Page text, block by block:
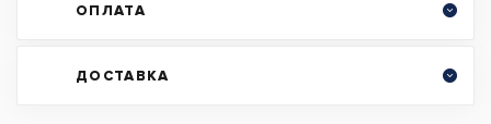
ОПЛАТА
ДОСТАВКА